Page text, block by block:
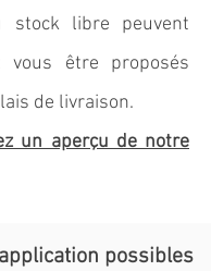
stock libre peuvent
vous être proposés
de livraison.
un aperçu de notre
possibles